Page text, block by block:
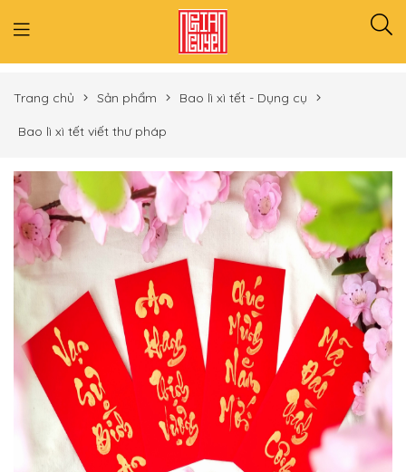
Trang chủ Sản phẩm Bao lì xì tết - Dụng cụ
Bao lì xì tết viết thư pháp